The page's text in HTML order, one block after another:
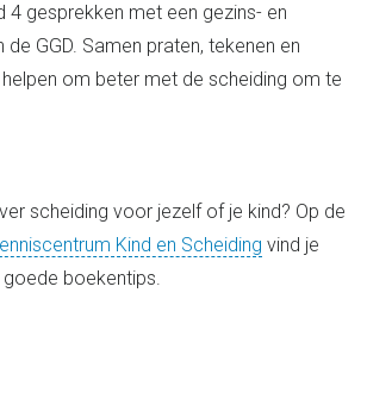
4 gesprekken met een gezins- en
GGD. Samen praten, tekenen en
om beter met de scheiding om te
scheiding voor jezelf of je kind? Op de
Kind en Scheiding vind je
boekentips.